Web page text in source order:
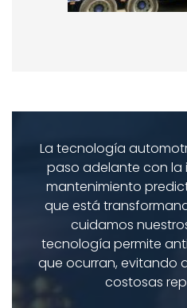
La tecnología
paso adelante con la
mantenimiento
que está
cuidamos
tecnología permite
que ocurran, evitando
costosas